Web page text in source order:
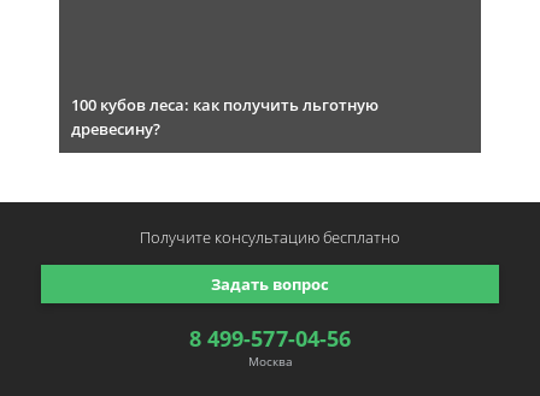
100 кубов леса: как получить льготную
древесину?
8 499-577-04-56
Москва
Задать вопрос
Получите консультациюбесплатно